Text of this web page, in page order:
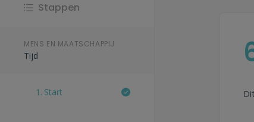
Stappen
MENS EN MAATSCHAPPIJ
Tijd
1. Start